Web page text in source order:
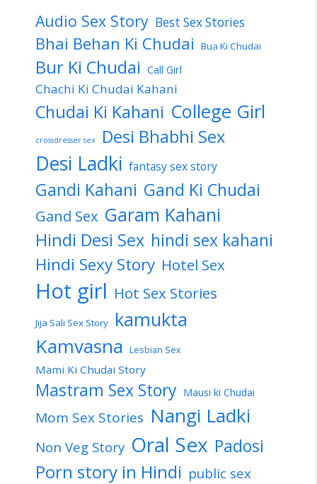
Audio Sex Story Best Sex Stories
Bhai Behan Ki Chudai Bua Ki Chudai
Bur Ki Chudai Call Girl
Chachi Ki Chudai Kahani
Chudai Ki Kahani College Girl
crossdresser sex Desi Bhabhi Sex
Desi Ladki fantasy sex story
Gandi Kahani Gand Ki Chudai
Gand Sex Garam Kahani
Hindi Desi Sex hindi sex kahani
Hindi Sexy Story Hotel Sex
Hot girl Hot Sex Stories
Jija Sali Sex Story kamukta
Kamvasna Lesbian Sex
Mami Ki Chudai Story
Mastram Sex Story Mausi ki Chudai
Mom Sex Stories Nangi Ladki
Non Veg Story Oral Sex Padosi
Porn story in Hindi public sex